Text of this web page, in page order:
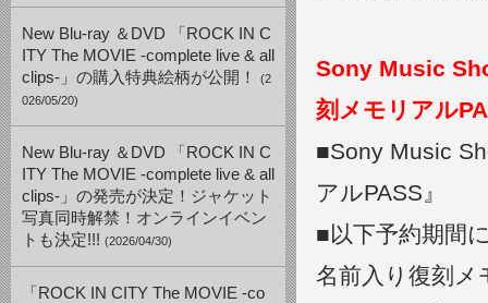
New Blu-ray ＆DVD 「ROCK IN C
ITY The MOVIE -complete live & all
clips-」の購入特典絵柄が公開！
(2
026/05/20)
New Blu-ray ＆DVD 「ROCK IN C
ITY The MOVIE -complete live & all
clips-」の発売が決定！ジャケット
写真同時解禁！オンラインイベン
トも決定!!! (2026/04/30)
「ROCK IN CITY The MOVIE -co
Sony Music
刻メモリアル
■Sony Music
アルPASS』
■以下予約期間
名前入り復刻メ